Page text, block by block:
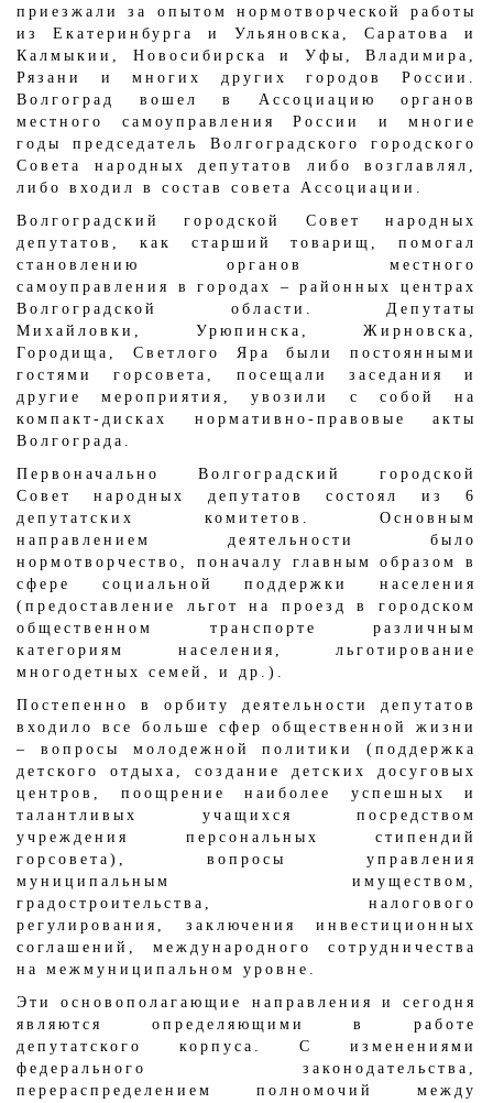
приезжали за опытом нормотворческой работы
из Екатеринбурга и Ульяновска, Саратова и
Калмыкии, Новосибирска и Уфы, Владимира,
Рязани и многих других городов России.
Волгоград вошел в Ассоциацию органов
местного самоуправления России и многие
годы председатель Волгоградского городского
Совета народных депутатов либо возглавлял,
либо входил в состав совета Ассоциации.
Волгоградский городской Совет народных
депутатов, как старший товарищ, помогал
становлению органов местного
самоуправления в городах – районных центрах
Волгоградской области. Депутаты
Михайловки, Урюпинска, Жирновска,
Городища, Светлого Яра были постоянными
гостями горсовета, посещали заседания и
другие мероприятия, увозили с собой на
компакт-дисках нормативно-правовые акты
Волгограда.
Первоначально Волгоградский городской
Совет народных депутатов состоял из 6
депутатских комитетов. Основным
направлением деятельности было
нормотворчество, поначалу главным образом в
сфере социальной поддержки населения
(предоставление льгот на проезд в городском
общественном транспорте различным
категориям населения, льготирование
многодетных семей, и др.).
Постепенно в орбиту деятельности депутатов
входило все больше сфер общественной жизни
– вопросы молодежной политики (поддержка
детского отдыха, создание детских досуговых
центров, поощрение наиболее успешных и
талантливых учащихся посредством
учреждения персональных стипендий
горсовета), вопросы управления
муниципальным имуществом,
градостроительства, налогового
регулирования, заключения инвестиционных
соглашений, международного сотрудничества
на межмуниципальном уровне.
Эти основополагающие направления и сегодня
являются определяющими в работе
депутатского корпуса. С изменениями
федерального законодательства,
перераспределением полномочий между